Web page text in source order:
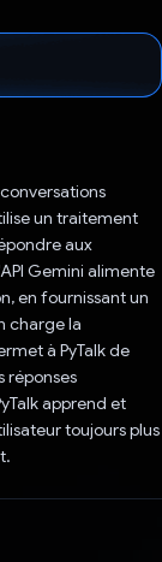
un traitement
aux
Gemini alimente
en fournissant un
charge la
à PyTalk de
réponses
apprend et
toujours plus